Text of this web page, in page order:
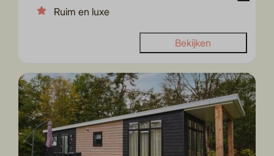
Ruim en luxe
Bekijken